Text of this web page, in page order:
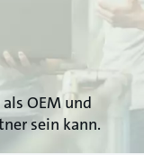
OEM und
sein kann.